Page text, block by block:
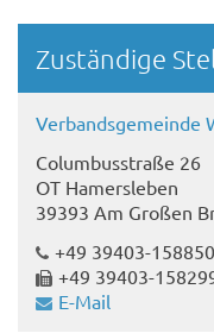
Randspalte
Zuständige
Verbandsgemeinde
Columbusstraße 26
OT Hamersleben
39393 Am Großen
+49 39403-158850
+49 39403-
E-Mail